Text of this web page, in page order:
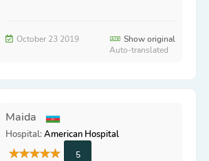
October 23 2019
Show original
Auto-translated
Maida
Hospital:American Hospital
5